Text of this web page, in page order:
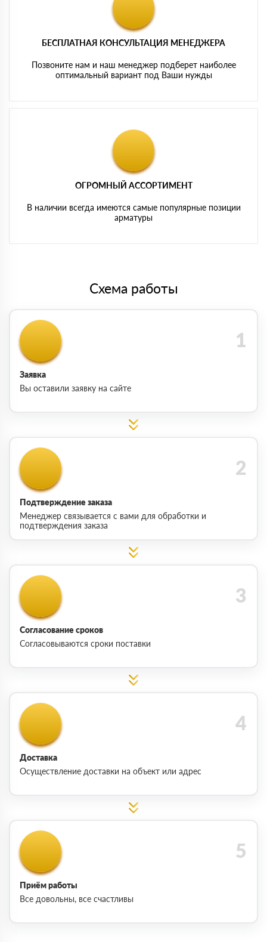
БЕСПЛАТНАЯ КОНСУЛЬТАЦИЯ МЕНЕДЖЕРА
Позвоните нам и наш менеджер подберет наиболее
оптимальный вариант под Ваши нужды
ОГРОМНЫЙ АССОРТИМЕНТ
В наличии всегда имеются самые популярные позиции
арматуры
Схема работы
Заявка
Вы оставили заявку на сайте
Подтверждение заказа
Менеджер связывается с вами для обработки и
подтверждения заказа
Согласование сроков
Согласовываются сроки поставки
Доставка
Осуществление доставки на объект или адрес
Приём работы
Все довольны, все счастливы